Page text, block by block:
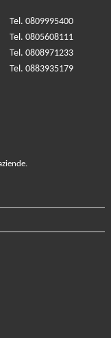
Tel. 0809995400
Tel. 0805608111
Tel. 0808971233
Tel. 0883935179